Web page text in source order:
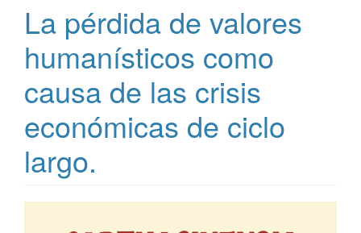
La pérdida de valores
humanísticos como
causa de las crisis
económicas de ciclo
largo.